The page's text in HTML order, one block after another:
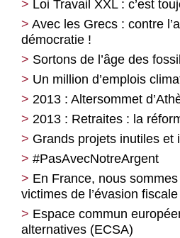
Loi Travail XXL : c’est
Avec les Grecs : contre
démocratie !
Sortons de l’âge des
Un million d’emplois
2013 : Altersommet
2013 : Retraites : la
Grands projets inutiles et
#PasAvecNotreArgent
En France, nous
victimes de l’évasion fiscale
Espace commun
alternatives (ECSA)